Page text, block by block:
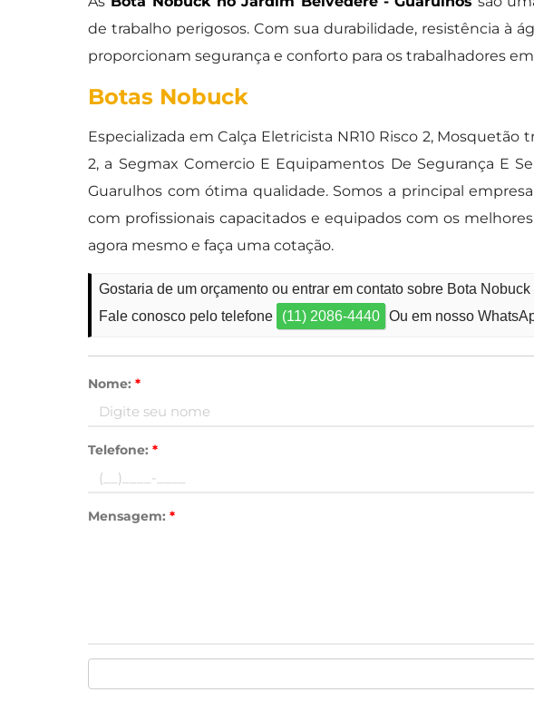
de trabalho perigosos. Com sua durabilidade, resistência à
proporcionam segurança e conforto para os trabalhadores
Botas Nobuck
Especializada em Calça Eletricista NR10 Risco 2,
2, a Segmax Comercio E Equipamentos De Segurança E
Guarulhos com ótima qualidade. Somos a principal
com profissionais capacitados e equipados com os
agora mesmo e faça uma cotação.
Gostaria de um orçamento ou entrar em contato sobre Bota
Fale conosco pelo telefone
(11) 2086-4440 Ou em nosso
Nome:*
Telefone:*
Mensagem:*